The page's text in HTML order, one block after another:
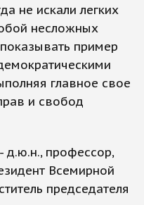
не искали легких
несложных
пример
главное свое
и свобод
- д.ю.н., профессор,
Всемирной
председателя